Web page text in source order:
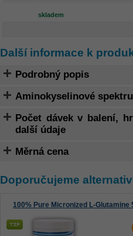
skladem
Další informace k
Podrobný popis
Aminokyselinové
Počet dávek v balení,
další údaje
Měrná cena
Doporučujeme
100% Pure Micronized L-Glutamine